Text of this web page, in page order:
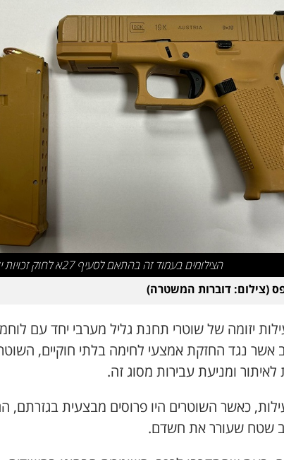
הצילומים בעמוד זה בהתאם לסעיף 27א לחוק זכויות יוצרים
(צילום: דוברות המשטרה)
יזומה של שוטרי תחנת גליל מערבי יחד עם
אשר נגד החזקת אמצעי לחימה בלתי חוקיים,
לאיתור ומניעת עבירות מסוג זה.
כאשר השוטרים היו פרוסים מבצעית בגזרתם,
שטח שעורר את חשדם.